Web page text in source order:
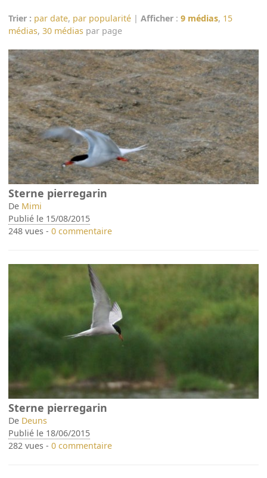
Trier : par date, par popularité |Afficher :9 médias, 15
médias,30 médias par page
Sterne pierregarin
De Mimi
Publié le 15/08/2015
248 vues -0 commentaire
Sterne pierregarin
De Deuns
Publié le 18/06/2015
282 vues -0 commentaire